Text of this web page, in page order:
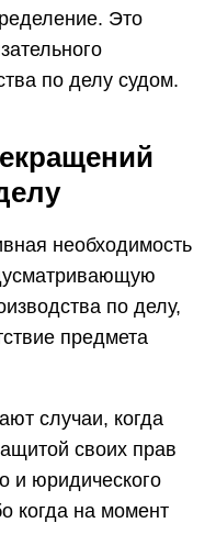
Это
по делу судом.
необходимость
по делу,
предмета
случаи, когда
своих прав
и юридического
когда на момент